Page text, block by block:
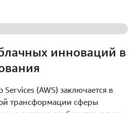
инноваций в
(AWS) заключается в
трансформации сферы